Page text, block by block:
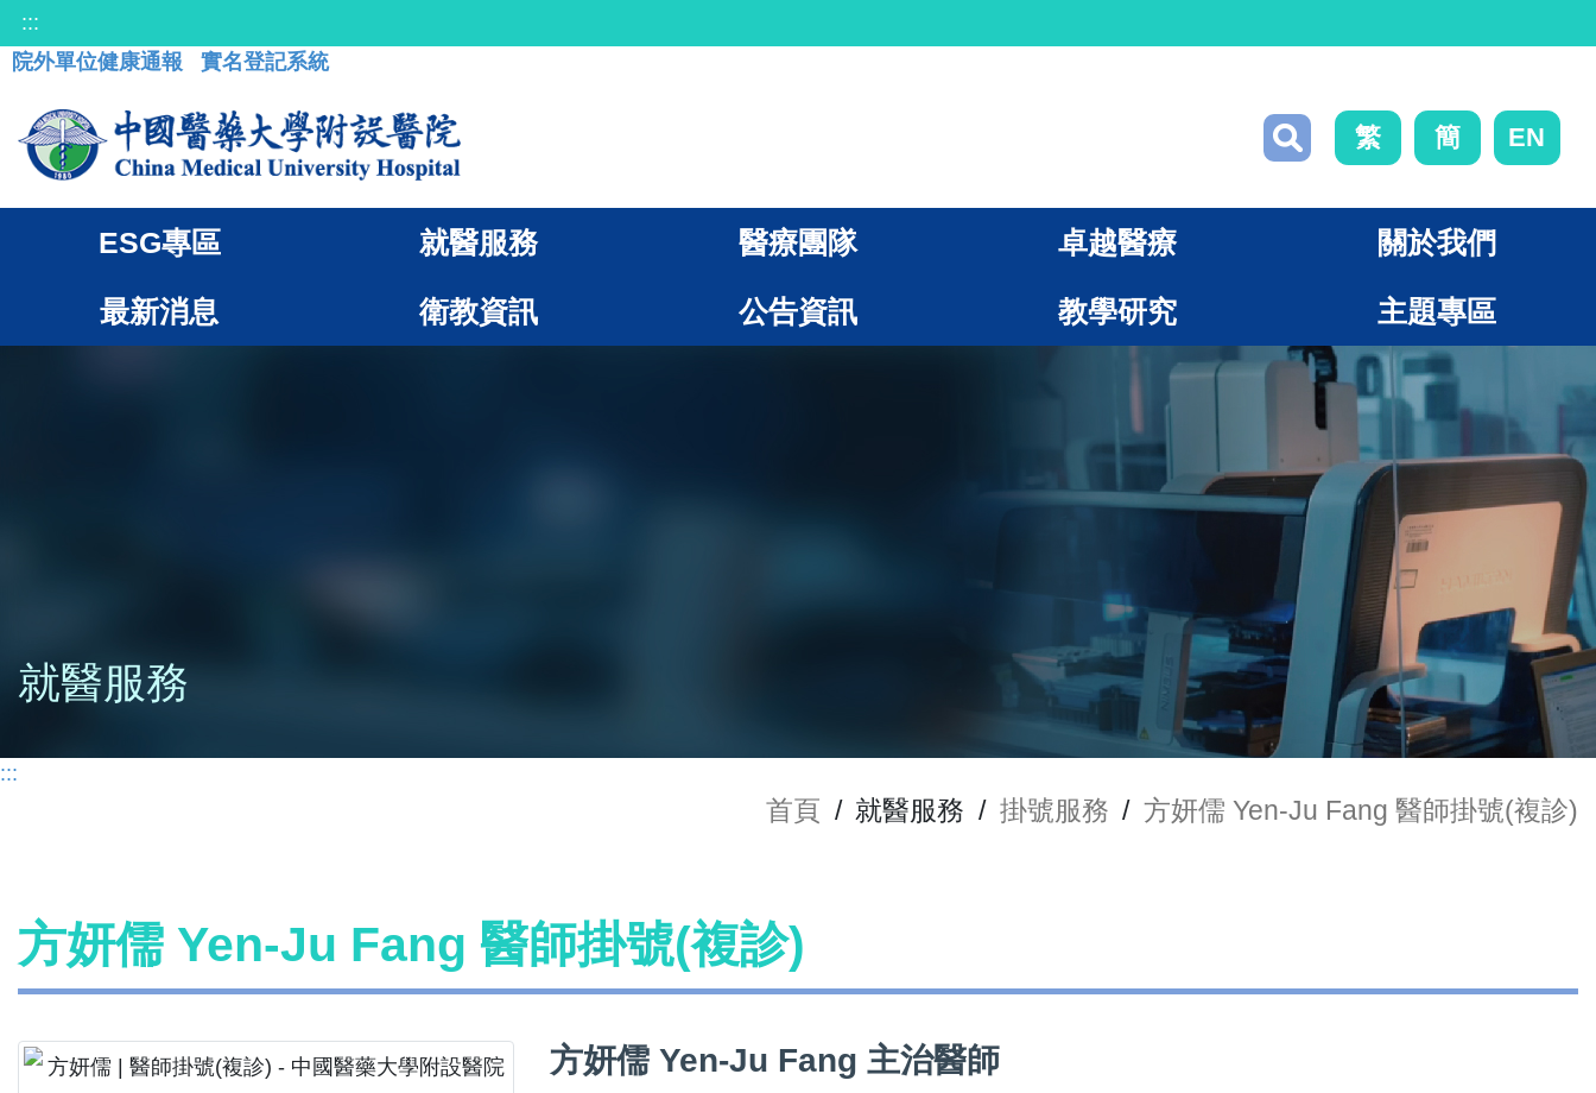
:::
院外單位健康通報
實名登記系統
繁 簡 EN
ESG專區 就醫服務 醫療團隊 卓越醫療 關於我們
最新消息 衛教資訊 公告資訊 教學研究 主題專區
就醫服務
:::
首頁 / 就醫服務 / 掛號服務 / 方妍儒 Yen-Ju Fang 醫師掛號(複診)
方妍儒 Yen-Ju Fang 醫師掛號(複診)
方妍儒 Yen-Ju Fang 主治醫師